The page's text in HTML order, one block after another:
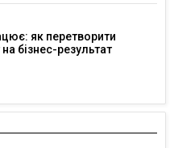
як перетворити
бізнес-результат